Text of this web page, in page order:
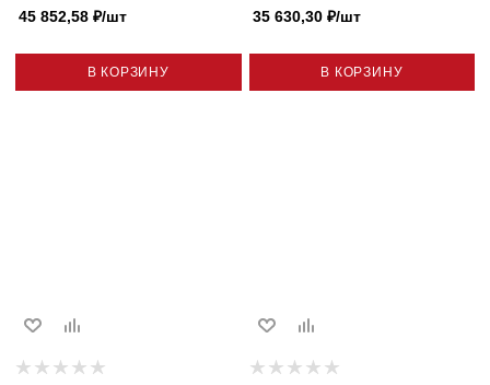
45 852,58 ₽/шт
В КОРЗИНУ
35 630,30₽/шт
В КОРЗИНУ